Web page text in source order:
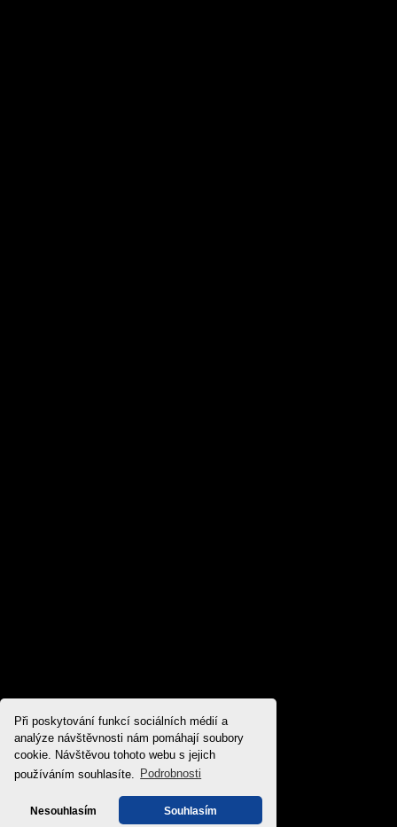
Při poskytování funkcí sociálních médií a
analýze návštěvnosti nám pomáhají soubory
cookie. Návštěvou tohoto webu s jejich
používáním souhlasíte.
Podrobnosti
Nesouhlasím Souhlasím